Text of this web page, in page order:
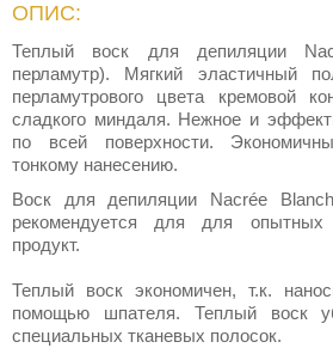
ОПИС:
Теплый воск для депиляции
перламутр). Мягкий эластичный
перламутрового цвета кремовой
сладкого миндаля. Нежное и
по всей поверхности.
тонкому нанесению.
Воск для депиляции Nacrée
рекомендуется для для опытных
продукт.
Теплый воск экономичен, т.к.
помощью шпателя. Теплый воск
специальных тканевых полосок.